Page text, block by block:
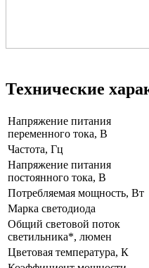
Технические
Напряжение питания
переменного тока, В
Частота, Гц
Напряжение питания
постоянного тока, В
Потребляемая мощность, Вт
Марка светодиода
Общий световой поток
светильника*, люмен
Цветовая температура, К